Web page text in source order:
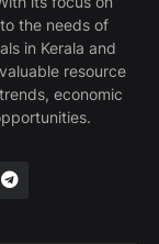
the needs of
in Kerala and
resource
economic